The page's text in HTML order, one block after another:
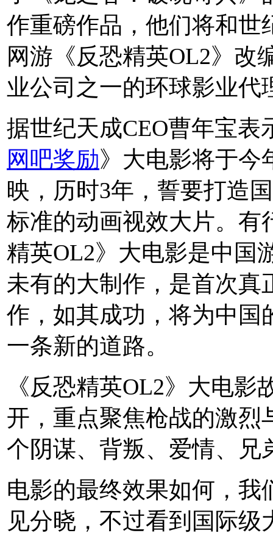
作重磅作品，他们将和世
网游《反恐精英OL2》改
业公司之一的环球影业代
据世纪天成CEO曹年宝表
网吧奖励》大电影将于今
映，历时3年，誓要打造
标准的动画视效大片。有
精英OL2》大电影是中国
未有的大制作，是首次真
作，如其成功，将为中国
一条新的道路。
《反恐精英OL2》大电
开，重点聚焦枪战的激烈
个阴谋、背叛、爱情、兄
电影的最终效果如何，我
见分晓，不过看到国际